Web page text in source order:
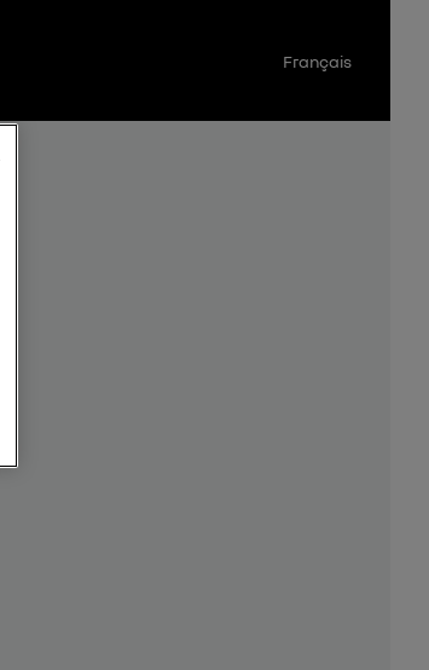
Français